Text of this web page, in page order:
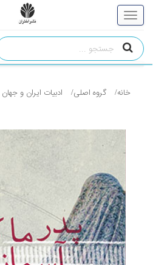
خانه گروه اصلی ادبيات ايران و جهان